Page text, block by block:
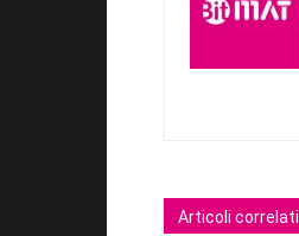
Articoli correlati